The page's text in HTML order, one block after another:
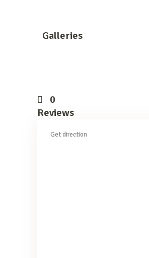
Galleries
0
Reviews
Get direction